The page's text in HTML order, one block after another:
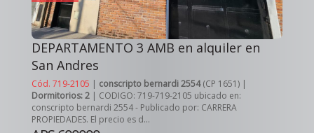
DEPARTAMENTO 3 AMB en alquiler en
San Andres
Cód. 719-2105 | conscripto bernardi 2554(CP 1651) |
Dormitorios: 2 | CODIGO: 719-719-2105 ubicado en:
conscripto bernardi 2554 - Publicado por: CARRERA
PROPIEDADES. El precio es d...